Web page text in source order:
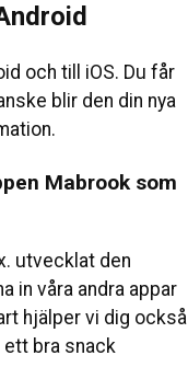
och till iOS. Du får
blir den din nya
Mabrook som
utvecklat den
in våra andra appar
hjälper vi dig också
ett bra snack